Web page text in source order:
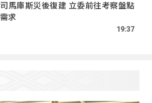
司馬庫斯災後復建 立委前往考察盤點
需求
19:37